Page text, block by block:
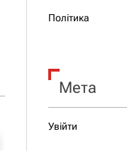
Політика
Мета
Увійти